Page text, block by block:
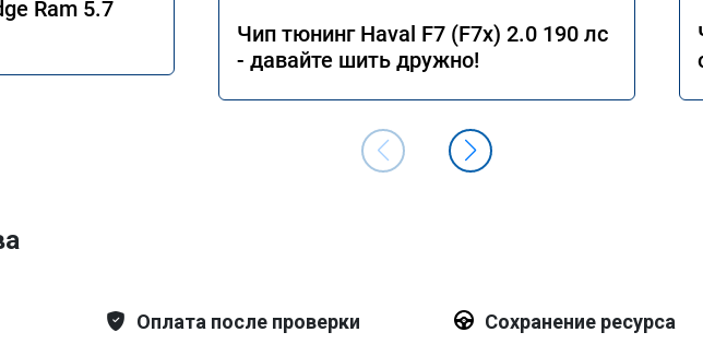
Ram 5.7
Чип тюнинг Haval F7 (F7x) 2.0 190 лс
- давайте шить дружно!
Оплата после проверки Сохранение ресурса